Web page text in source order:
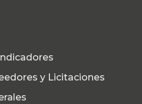
y Licitaciones